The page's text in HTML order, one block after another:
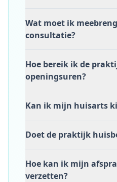
Wat moet ik
consultatie?
Hoe bereik ik de
openingsuren?
Kan ik mijn huisarts
Doet de praktijk
Hoe kan ik mijn
verzetten?